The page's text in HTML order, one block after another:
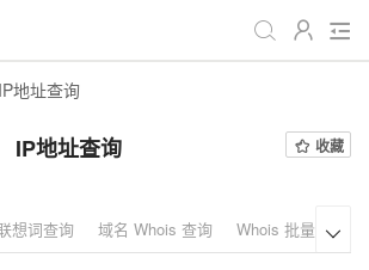
视频处理
IP地址查询
IP地址查询 收藏
想词查询 域名 Whois 查询 Whois 批量域名查
